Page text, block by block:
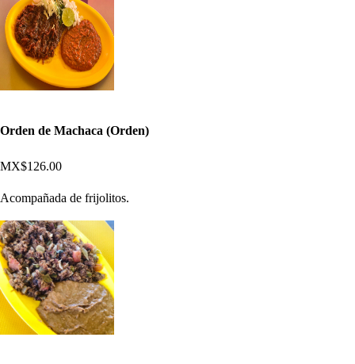
Orden de Machaca (Orden)
MX$126.00
Acompañada de frijolitos.